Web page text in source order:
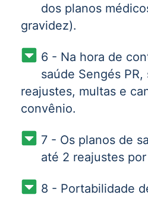
dos planos
gravidez).
6 - Na hora de
saúde Sengés PR,
reajustes, multas e
convênio.
7 - Os planos de
até 2 reajustes
8 - Portabilidade